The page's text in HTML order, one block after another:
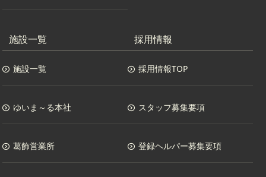
施設一覧
施設一覧
ゆいま～る本社
葛飾営業所
採用情報
採用情報TOP
スタッフ募集要項
登録ヘルパー募集要項